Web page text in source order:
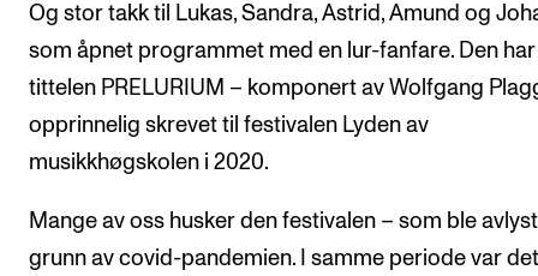
Og stor takk til Lukas, Sandra, Astrid, Amund og
som åpnet programmet med en lur-fanfare. Den har
tittelen PRELURIUM – komponert av Wolfgang
opprinnelig skrevet til festivalen Lyden av
musikkhøgskolen i 2020.
Mange av oss husker den festivalen – som ble
grunn av covid-pandemien. I samme periode var det